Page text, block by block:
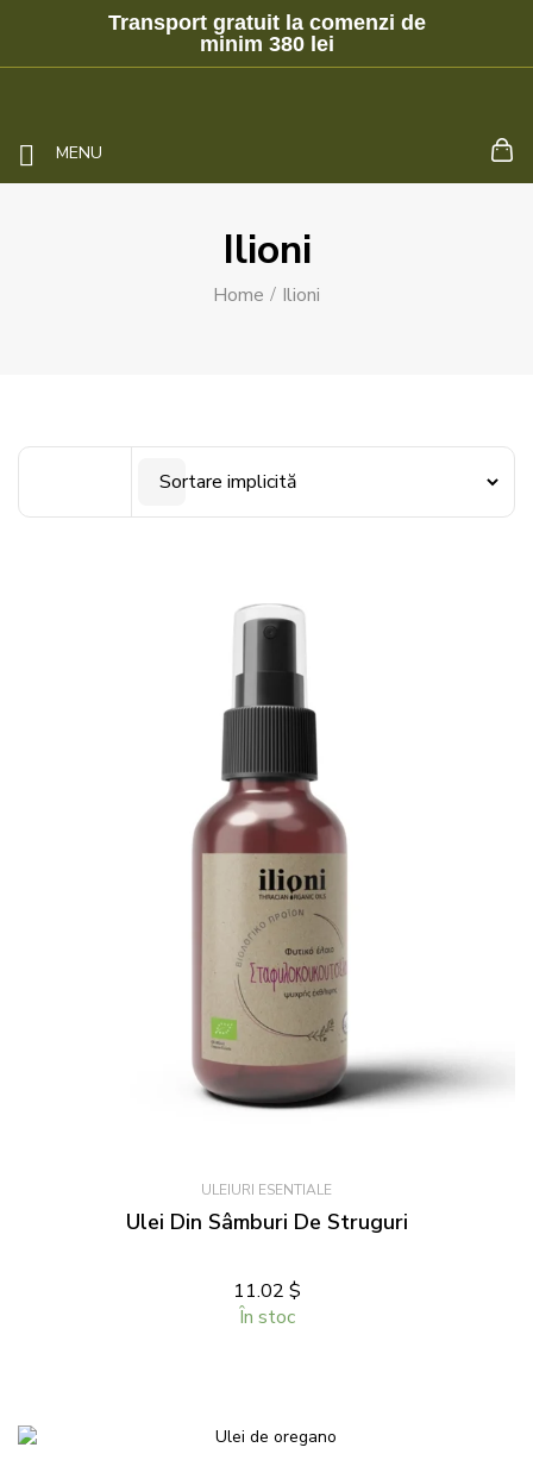
Transport gratuit la comenzi de
minim 380 lei
MENU
Ilioni
Home Ilioni
ULEIURI ESENTIALE
Ulei Din Sâmburi De Struguri
11.02 $
În stoc